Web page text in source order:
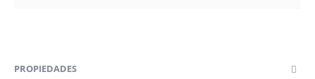
PROPIEDADES